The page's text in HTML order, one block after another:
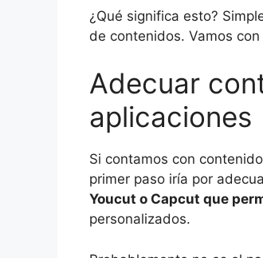
¿Qué significa esto?
de contenidos. Vamos
Adecuar
aplicaciones
Si contamos con
primer paso iría por
Youcut o Capcut que
personalizados.